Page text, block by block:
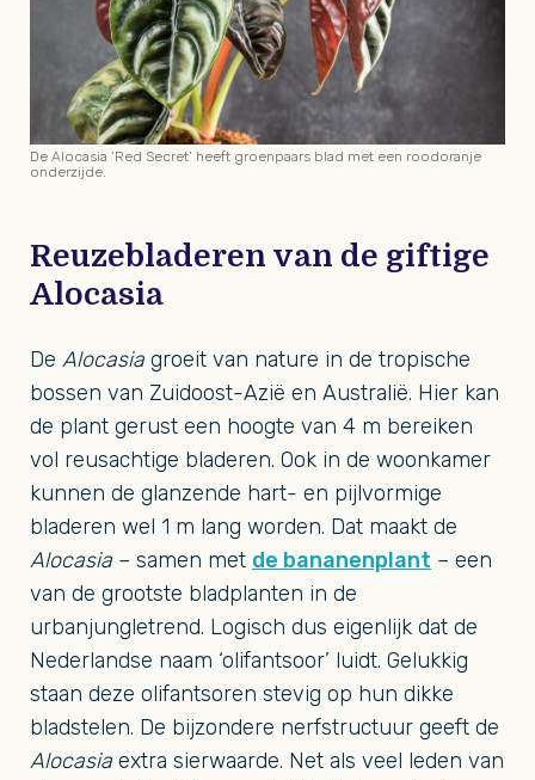
Reuzebladeren van de giftige
Alocasia
De Alocasia groeit van nature in de tropische
bossen van Zuidoost-Azië en Australië. Hier kan
de plant gerust een hoogte van 4 m bereiken
vol reusachtige bladeren. Ook in de woonkamer
kunnen de glanzende hart- en pijlvormige
bladeren wel 1 m lang worden. Dat maakt de
Alocasia – samen met de bananenplant – een
van de grootste bladplanten in de
urbanjungletrend. Logisch dus eigenlijk dat de
Nederlandse naam ‘olifantsoor’ luidt. Gelukkig
staan deze olifantsoren stevig op hun dikke
bladstelen. De bijzondere nerfstructuur geeft de
Alocasia extra sierwaarde. Net als veel leden van
De Alocasia ‘Red Secret’ heeft groenpaars blad met een roodoranje
onderzijde.